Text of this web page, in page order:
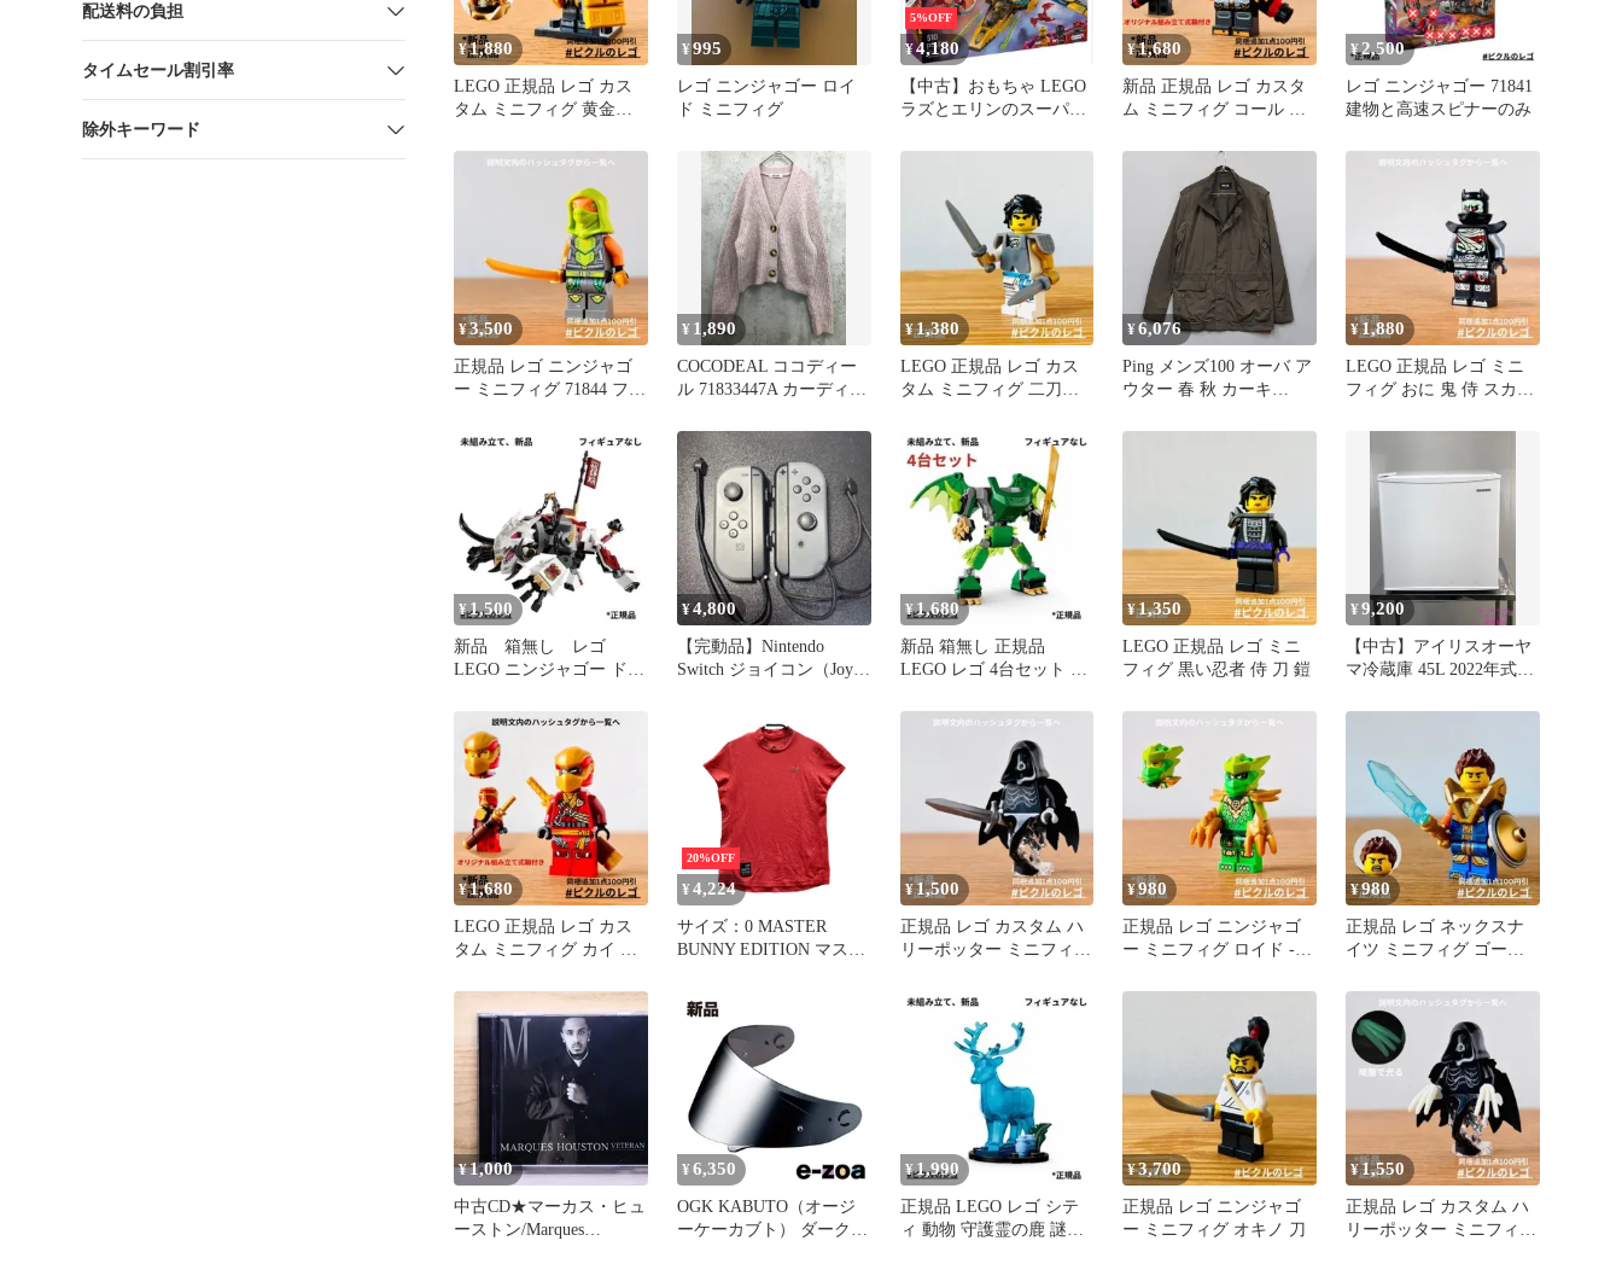
配送料の負担
タイムセール割引率
除外キーワード
¥1,880
LEGO 正規品 レゴ カス
タム ミニフィグ 黄金重
ー
¥995
レゴ ニンジャゴー ロイ
ド ミニフィグ
5%OFF
¥4,180
【中古】おもちゃ LEGO
ラズとエリンのスーパー
ニンジャゴー」 71833
¥1,680
新品 正規品 レゴ カスタ
ム ミニフィグ コール オ
き
¥ 2,500
レゴ ニンジャゴー 71841
建物と高速スピナーのみ
¥3,500
正規品 レゴ ニンジャゴ
ー ミニフィグ 71844 フラ
¥ 1,890
COCODEAL ココディー
ル 71833447A カーディガ
系 ◆■ レディース
¥1,380
LEGO 正規品 レゴ カス
タム ミニフィグ 二刀流
¥6,076
Ping メンズ100 オーバ ア
ウター 春 秋 カーキ
¥1,880
LEGO 正規品 レゴ ミニ
フィグ おに 鬼 侍 スカル
¥1,500
新品 箱無し レゴ
LEGO ニンジャゴー ドラ
¥4,800
【完動品】Nintendo
Switch ジョイコン（Joy-
¥1,680
新品 箱無し 正規品
LEGO レゴ 4台セット ド
¥1,350
LEGO 正規品 レゴ ミニ
フィグ 黒い忍者 侍 刀 鎧
¥9,200
【中古】アイリスオーヤ
マ冷蔵庫 45L 2022年式
¥1,680
LEGO 正規品 レゴ カス
タム ミニフィグ カイ オ
き
20%OFF
¥ 4,224
サイズ：0 MASTER
BUNNY EDITION マスタ
レッド系 [240101718336]
ゴルフウェア レディース
ストスト
¥1,500
正規品 レゴ カスタム ハ
リーポッター ミニフィグ
¥980
正規品 レゴ ニンジャゴ
ー ミニフィグ ロイド -
¥980
正規品 レゴ ネックスナ
イツ ミニフィグ ゴール
¥1,000
中古CD★マーカス・ヒュ
ーストン/Marques
¥ 6,350
OGK KABUTO（オージ
ーケーカブト） ダークシ
¥1,990
正規品 LEGO レゴ シテ
ィ 動物 守護霊の鹿 謎の
¥3,700
正規品 レゴ ニンジャゴ
ー ミニフィグ オキノ 刀
¥1,550
正規品 レゴ カスタム ハ
リーポッター ミニフィグ